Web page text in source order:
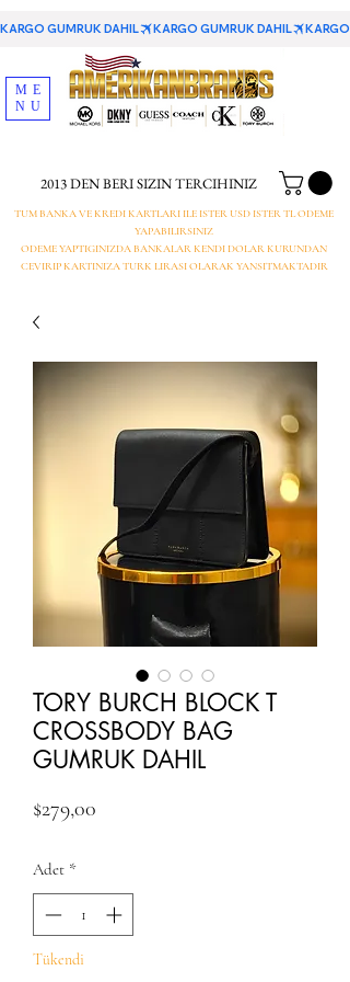
KARGO GUMRUK DAHIL
2013 DEN BERI SIZIN TERCIHINIZ
TUM BANKA VE KREDI KARTLARI ILE ISTER USD ISTER TL ODEME
YAPABILIRSINIZ
ODEME YAPTIGINIZDA BANKALAR KENDI DOLAR KURUNDAN
CEVIRIP KARTINIZA TURK LIRASI OLARAK YANSITMAKTADIR
ME
NU
TORY BURCH BLOCK T
CROSSBODY BAG
GUMRUK DAHIL
$279,00
Adet *
Tükendi